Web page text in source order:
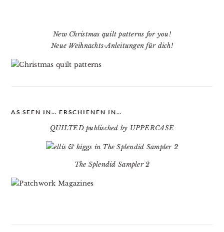
New Christmas quilt patterns for you!
Neue Weihnachts-Anleitungen für dich!
AS SEEN IN… ERSCHIENEN IN…
QUILTED publisched by UPPERCASE
The Splendid Sampler 2